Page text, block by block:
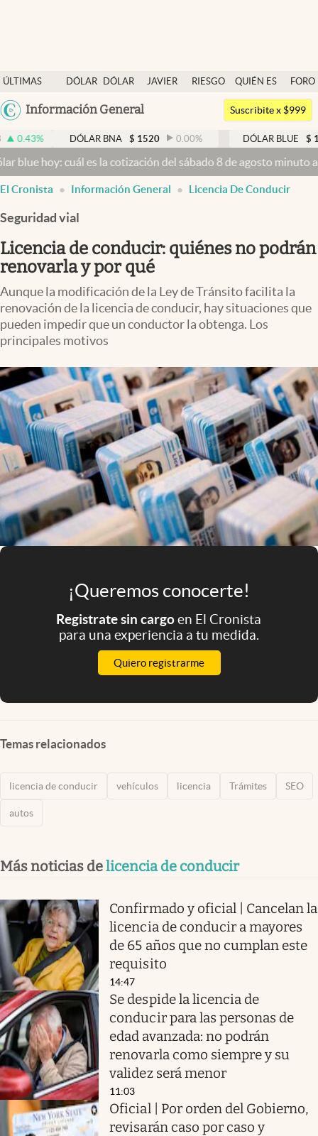
ÚLTIMAS
NOTICIAS
DÓLAR
DÓLAR
JAVIER
RIESGO
QUIÉN ES
QUIÉN
FORO
Argentina
México
Colombia
Información General
Dólar
Members
Economía y Política
Finanzas y Mercados
Mercados Online
Negocios
Columnistas
Otras secciones
Apertura
Infotechnology
Clima
Mundial 2026
Eventos Corporativos
El Cronista Studio
Mediakit
abre en nueva pestaña
Argentina
Suscribite x $999
DÓLAR BNA $ 1520 0.00% DÓLAR BLUE $ 1525 -0.33
es la cotización del sábado 8 de agosto minuto a minuto
El Cronista Información General Licencia De Conducir
Seguridad vial
Licencia de conducir: quiénes no podrán
renovarla y por qué
Aunque la modificación de la Ley de Tránsito facilita la
renovación de la licencia de conducir, hay situaciones que
pueden impedir que un conductor la obtenga. Los
principales motivos
¡Queremos conocerte!
Registrate sin cargoen El Cronista
para una experiencia a tu medida.
Quiero registrarme
Temas relacionados
licencia de conducir vehículos licencia Trámites SEO
autos
Más noticias delicencia de conducir
Confirmado y oficial | Cancelan la
licencia de conducir a mayores
de 65 años que no cumplan este
requisito
14:47
Se despide la licencia de
conducir para las personas de
edad avanzada: no podrán
renovarla como siempre y su
validez será menor
11:03
Oficial | Por orden del Gobierno,
revisarán caso por caso y